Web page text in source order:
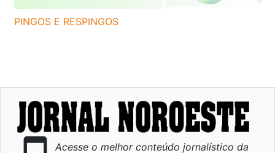
PINGOS E RESPINGOS
Acesse o melhor conteúdo jornalístico da